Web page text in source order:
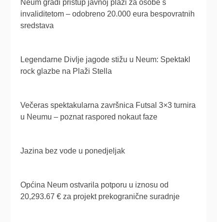
Neum gradi pristup javnoj plaži za osobe s
invaliditetom – odobreno 20.000 eura bespovratnih
sredstava
Legendarne Divlje jagode stižu u Neum: Spektakl
rock glazbe na Plaži Stella
Večeras spektakularna završnica Futsal 3×3 turnira
u Neumu – poznat raspored nokaut faze
Jazina bez vode u ponedjeljak
Općina Neum ostvarila potporu u iznosu od
20,293.67 € za projekt prekogranične suradnje